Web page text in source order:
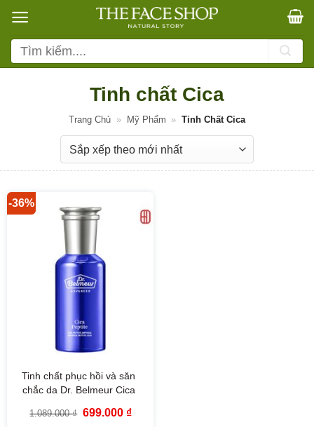
qua
nội
dung
Tìm
kiếm:
Tinh chất Cica
Trang Chủ » Mỹ Phẩm » Tinh Chất Cica
-36%
Tinh chất phục hồi và săn
chắc da Dr. Belmeur Cica
1.089.000₫ Giá
699.000 ₫Giá